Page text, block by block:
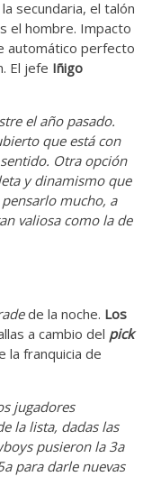
secundaria, el talón
el hombre. Impacto
automático perfecto
El jefe Iñigo
el año pasado.
que está con
Otra opción
y dinamismo que
mucho, a
valiosa como la de
de la noche. Los
a cambio del pick
la franquicia de
jugadores
la lista, dadas las
pusieron la 3a
para darle nuevas